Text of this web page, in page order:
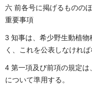
六 前各号に掲げるものの
重要事項
3 知事は、希少野生動植
く、これを公表しなければ
4 第一項及び前項の規定
について準用する。